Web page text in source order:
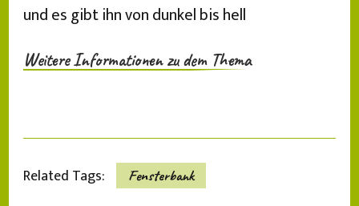
und es gibt ihn von dunkel bis hell
Weitere Informationen zu dem Thema
Related Tags: Fensterbank